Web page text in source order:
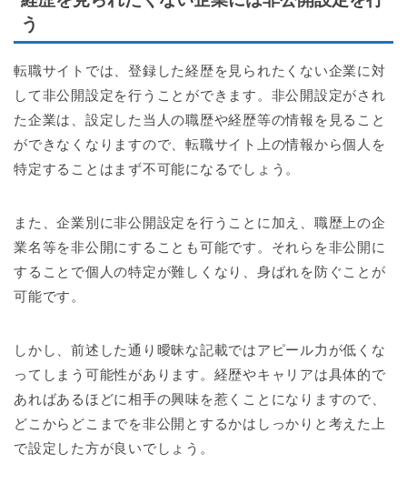
う
転職サイトでは、登録した経歴を見られたくない企業に対
して非公開設定を行うことができます。非公開設定がされ
た企業は、設定した当人の職歴や経歴等の情報を見ること
ができなくなりますので、転職サイト上の情報から個人を
特定することはまず不可能になるでしょう。
また、企業別に非公開設定を行うことに加え、職歴上の企
業名等を非公開にすることも可能です。それらを非公開に
することで個人の特定が難しくなり、身ばれを防ぐことが
可能です。
しかし、前述した通り曖昧な記載ではアピール力が低くな
ってしまう可能性があります。経歴やキャリアは具体的で
あればあるほどに相手の興味を惹くことになりますので、
どこからどこまでを非公開とするかはしっかりと考えた上
で設定した方が良いでしょう。